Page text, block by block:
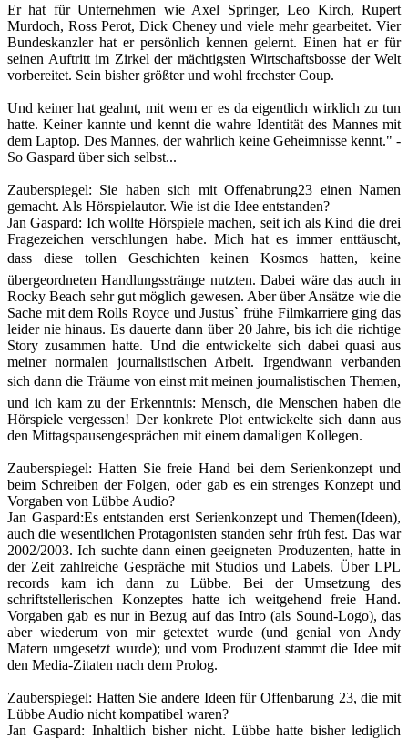
Er hat für Unternehmen wie Axel Springer, Leo Kirch, Rupert
Murdoch, Ross Perot, Dick Cheney und viele mehr gearbeitet. Vier
Bundeskanzler hat er persönlich kennen gelernt. Einen hat er für
seinen Auftritt im Zirkel der mächtigsten Wirtschaftsbosse der Welt
vorbereitet. Sein bisher größter und wohl frechster Coup.
Und keiner hat geahnt, mit wem er es da eigentlich wirklich zu tun
hatte. Keiner kannte und kennt die wahre Identität des Mannes mit
dem Laptop. Des Mannes, der wahrlich keine Geheimnisse kennt." -
So Gaspard über sich selbst...
Zauberspiegel: Sie haben sich mit Offenabrung23 einen Namen
gemacht. Als Hörspielautor. Wie ist die Idee entstanden?
Jan Gaspard: Ich wollte Hörspiele machen, seit ich als Kind die drei
Fragezeichen verschlungen habe. Mich hat es immer enttäuscht,
dass diese tollen Geschichten keinen Kosmos hatten, keine
übergeordneten Handlungsstränge nutzten. Dabei wäre das auch in
Rocky Beach sehr gut möglich gewesen. Aber über Ansätze wie die
Sache mit dem Rolls Royce und Justus` frühe Filmkarriere ging das
leider nie hinaus. Es dauerte dann über 20 Jahre, bis ich die richtige
Story zusammen hatte. Und die entwickelte sich dabei quasi aus
meiner normalen journalistischen Arbeit. Irgendwann verbanden
sich dann die Träume von einst mit meinen journalistischen Themen,
und ich kam zu der Erkenntnis: Mensch, die Menschen haben die
Hörspiele vergessen! Der konkrete Plot entwickelte sich dann aus
den Mittagspausengesprächen mit einem damaligen Kollegen.
Zauberspiegel: Hatten Sie freie Hand bei dem Serienkonzept und
beim Schreiben der Folgen, oder gab es ein strenges Konzept und
Vorgaben von Lübbe Audio?
Jan Gaspard:Es entstanden erst Serienkonzept und Themen(Ideen),
auch die wesentlichen Protagonisten standen sehr früh fest. Das war
2002/2003. Ich suchte dann einen geeigneten Produzenten, hatte in
der Zeit zahlreiche Gespräche mit Studios und Labels. Über LPL
records kam ich dann zu Lübbe. Bei der Umsetzung des
schriftstellerischen Konzeptes hatte ich weitgehend freie Hand.
Vorgaben gab es nur in Bezug auf das Intro (als Sound-Logo), das
aber wiederum von mir getextet wurde (und genial von Andy
Matern umgesetzt wurde); und vom Produzent stammt die Idee mit
den Media-Zitaten nach dem Prolog.
Zauberspiegel: Hatten Sie andere Ideen für Offenbarung 23, die mit
Lübbe Audio nicht kompatibel waren?
Jan Gaspard: Inhaltlich bisher nicht. Lübbe hatte bisher lediglich